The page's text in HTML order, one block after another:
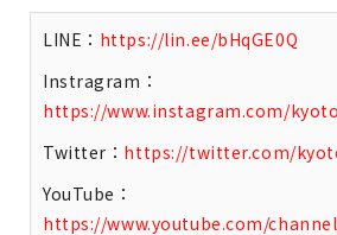
LINE： https://lin.ee/bHqGE0Q
Instragram：
https://www.instagram.com/
Twitter： https://twitter.com/
YouTube：
https://www.youtube.com/